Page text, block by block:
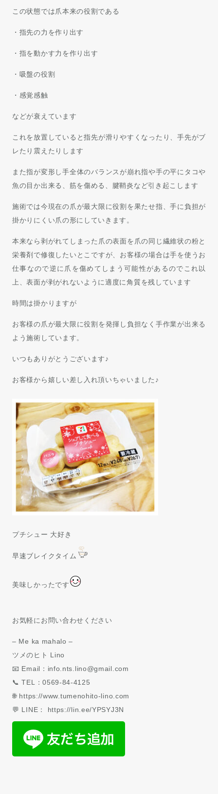
この状態では爪本来の役割である
・指先の力を作り出す
・指を動かす力を作り出す
・吸盤の役割
・感覚感触
などが衰えています
これを放置していると指先が滑りやすくなったり、手先がブ
レたり震えたりします
また指が変形し手全体のバランスが崩れ指や手の平にタコや
魚の目か出来る、筋を傷める、腱鞘炎など引き起こします
施術では今現在の爪が最大限に役割を果たせ指、手に負担が
掛かりにくい爪の形にしていきます。
本来なら剥がれてしまった爪の表面を爪の同じ繊維状の粉と
栄養剤で修復したいとこですが、お客様の場合は手を使うお
仕事なので逆に爪を傷めてしまう可能性があるのでこれ以
上、表面が剥がれないように適度に角質を残しています
時間は掛かりますが
お客様の爪が最大限に役割を発揮し負担なく手作業が出来る
よう施術しています。
いつもありがとうございます♪
お客様から嬉しい差し入れ頂いちゃいました♪
プチシュー 大好き
早速ブレイクタイム
美味しかったです
お気軽にお問い合わせください
– Me ka mahalo –
ツメのヒト Lino
📧 Email：info.nts.lino@gmail.com
📞 TEL：0569-84-4125
🌐 https://www.tumenohito-lino.com
💬 LINE： https://lin.ee/YPSYJ3N